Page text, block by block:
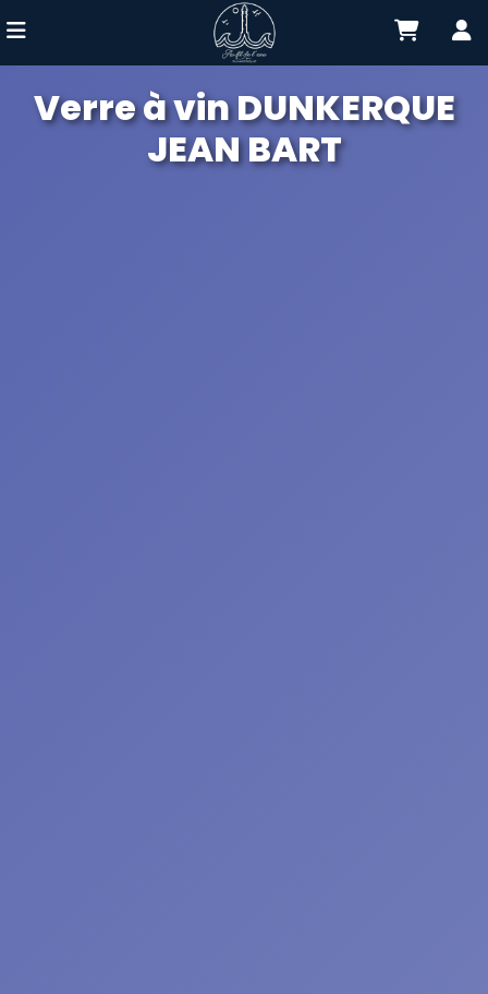
Verre à vin DUNKERQUE
JEAN BART